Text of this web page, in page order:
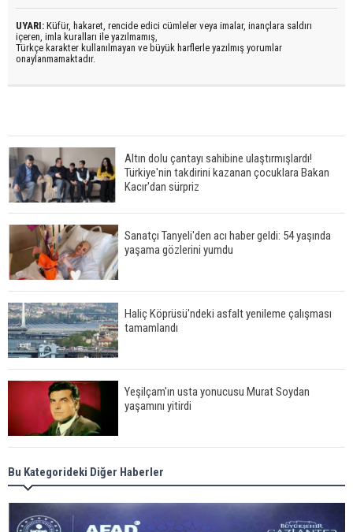
UYARI: Küfür, hakaret, rencide edici cümleler veya imalar, inançlara saldırı
içeren, imla kuralları ile yazılmamış,
Türkçe karakter kullanılmayan ve büyük harflerle yazılmış yorumlar
onaylanmamaktadır.
Altın dolu çantayı sahibine ulaştırmışlardı!
Türkiye'nin takdirini kazanan çocuklara Bakan
Kacır'dan sürpriz
Sanatçı Tanyeli'den acı haber geldi: 54 yaşında
yaşama gözlerini yumdu
Haliç Köprüsü'ndeki asfalt yenileme çalışması
tamamlandı
Yeşilçam'ın usta yonucusu Murat Soydan
yaşamını yitirdi
Meral Akşener ile Müsavat Dervişoğlu cenazede
görüntülendi
Bu Kategorideki Diğer Haberler